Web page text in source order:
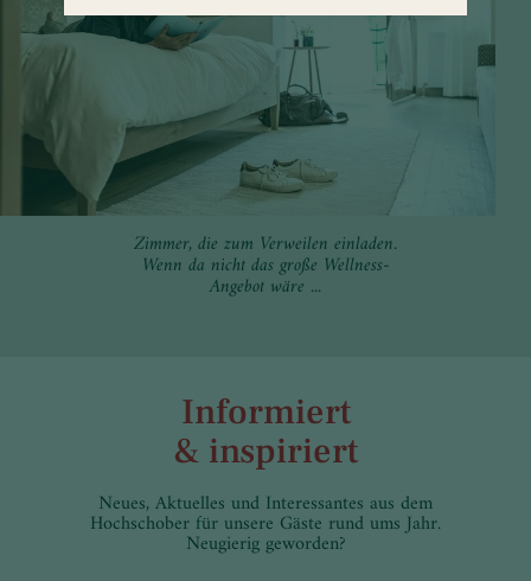
Zimmer, die zum Verweilen einladen.
Wenn da nicht das große Wellness-
Angebot wäre ...
Informiert
& inspiriert
Neues, Aktuelles und Interessantes aus dem
Hochschober für unsere Gäste rund ums Jahr.
Neugierig geworden?